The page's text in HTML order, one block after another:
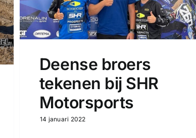
Deense broers
tekenen bij SHR
Motorsports
14 januari 2022